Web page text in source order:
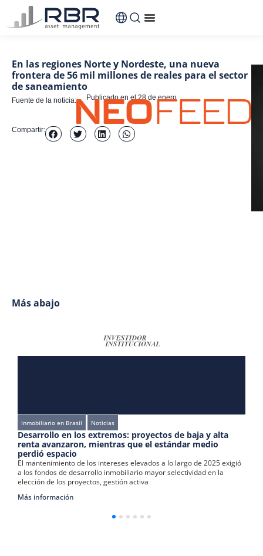
contenido
En las regiones Norte y Nordeste, una nueva
frontera de 56 mil millones de reales para el sector
de saneamiento
Publicado en el 28 de enero
Fuente de la noticia:
Compartir:
Más abajo
Inmobiliario en Brasil Noticias
Desarrollo en los extremos: proyectos de baja y alta
renta avanzaron, mientras que el estándar medio
perdió espacio
El mantenimiento de los intereses elevados a lo largo de 2025 exigió
a los fondos de desarrollo inmobiliario mayor selectividad en la
elección de los proyectos, gestión activa
Más información